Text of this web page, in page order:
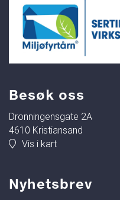
Besøk oss
Dronningensgate 2A
4610 Kristiansand
Vis i kart
Nyhetsbrev